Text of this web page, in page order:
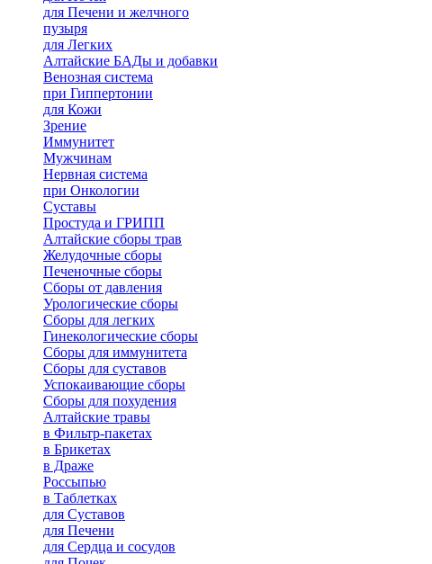
для Печени и желчного
пузыря
для Легких
Алтайские БАДы и добавки
Венозная система
при Гиппертонии
для Кожи
Зрение
Иммунитет
Мужчинам
Нервная система
при Онкологии
Суставы
Простуда и ГРИПП
Алтайские сборы трав
Желудочные сборы
Печеночные сборы
Сборы от давления
Урологические сборы
Сборы для легких
Гинекологические сборы
Сборы для иммунитета
Сборы для суставов
Успокаивающие сборы
Сборы для похудения
Алтайские травы
в Фильтр-пакетах
в Брикетах
в Драже
Россыпью
в Таблетках
для Cуставов
для Печени
для Сердца и сосудов